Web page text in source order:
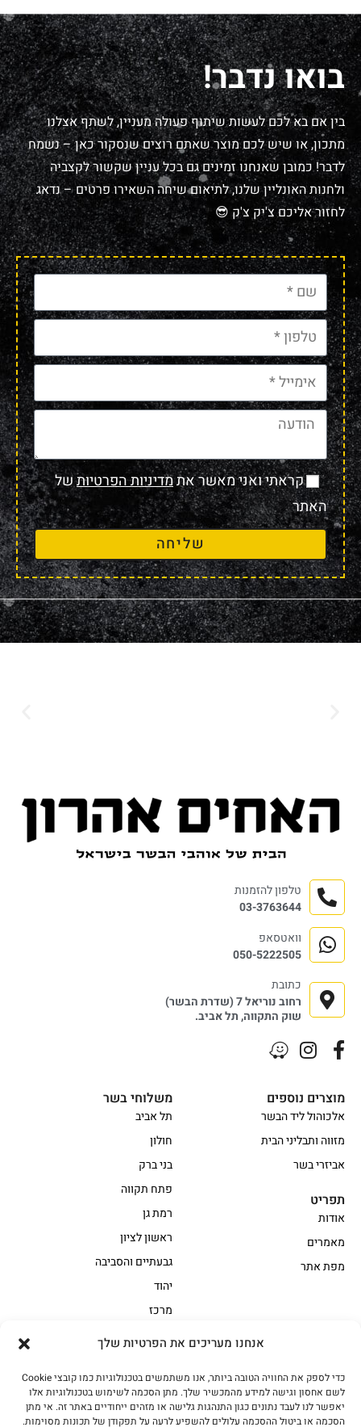
אנחנו מעריכים את הפרטיות שלך
כדי לספק את החוויה הטובה ביותר, אנו משתמשים בטכנולוגיות כמו קובצי Cookie
לשם אחסון וגישה למידע מהמכשיר שלך. מתן הסכמה לשימוש בטכנולוגיות אלו
יאפשר לנו לעבד נתונים כגון התנהגות גלישה או מזהים ייחודיים באתר זה. אי מתן
הסכמה או ביטול ההסכמה עלולים להשפיע לרעה על תפקודן של תכונות מסוימות.
בואו נדבר!
בין אם בא לכם לעשות שיתוף פעולה מעניין, לשתף אצלנו
מתכון, או שיש לכם מוצר שאתם רוצים שנסקור כאן – נשמח
לדבר! כמובן שאנחנו זמינים גם בכל עניין שקשור לקצביה
ולחנות האונליין שלנו, לתיאום שיחה השאירו פרטים – נדאג
לחזור אליכם צ'יק צ'ק 😎
קראתי ואני מאשר אתמדיניות הפרטיותשל
האתר
שליחה
אווז
בשר בקר משובח
בשר בקר עגלה משובח
בשר למעשנת
משלוחי בשר
תל אביב
חולון
בני ברק
פתח תקווה
רמת גן
ראשון לציון
גבעתיים והסביבה
יהוד
מרכז
מוצרים נוספים
אלכוהול ליד הבשר
מזווה ותבליני הבית
אביזרי בשר
תפריט
אודות
מאמרים
מפת אתר
טלפון להזמנות
03-3763644
וואטסאפ
050-5222505
כתובת
רחוב נוריאל 7 (שדרת הבשר)
שוק התקווה, תל אביב.